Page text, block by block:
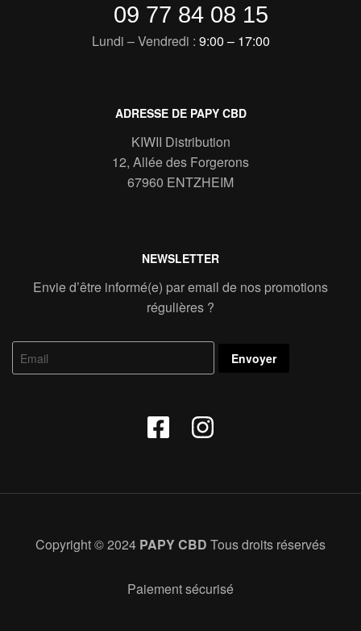
09 77 84 08 15
Lundi – Vendredi : 9:00 – 17:00
ADRESSE DE PAPY CBD
KIWII Distribution
12, Allée des Forgerons
67960 ENTZHEIM
NEWSLETTER
Envie d’être informé(e) par email de nos promotions
régulières ?
Copyright © 2024 PAPY CBD Tous droits réservés
Paiement sécurisé